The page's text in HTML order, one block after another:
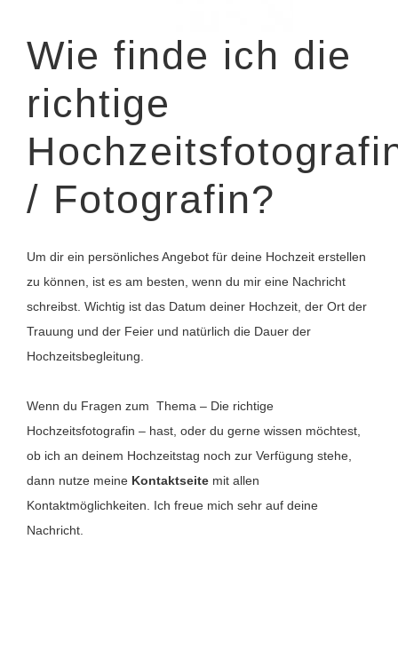
Wie finde ich die
richtige
/ Fotografin?
Um dir ein persönliches Angebot für deine Hochzeit erstellen
zu können, ist es am besten, wenn du mir eine Nachricht
schreibst. Wichtig ist das Datum deiner Hochzeit, der Ort der
Trauung und der Feier und natürlich die Dauer der
Hochzeitsbegleitung.
Wenn du Fragen zum Thema – Die richtige
Hochzeitsfotografin – hast, oder du gerne wissen möchtest,
ob ich an deinem Hochzeitstag noch zur Verfügung stehe,
dann nutze meine Kontaktseite mit allen
Kontaktmöglichkeiten. Ich freue mich sehr auf deine
Nachricht.